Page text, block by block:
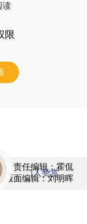
读
限
责任编辑：霍侃
版面编辑：刘明晖
1人赞赏